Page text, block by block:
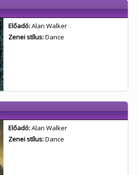
Előadó:Alan Walker
Zenei stílus:Dance
Előadó:Alan Walker
Zenei stílus:Dance